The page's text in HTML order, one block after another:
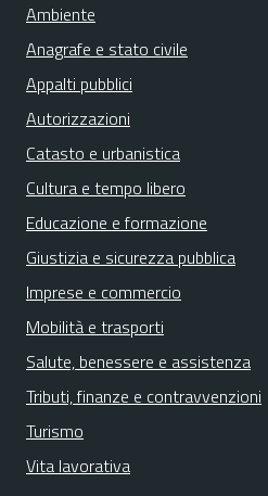
Ambiente
Anagrafe e stato civile
Appalti pubblici
Autorizzazioni
Catasto e urbanistica
Cultura e tempo libero
Educazione e formazione
Giustizia e sicurezza pubblica
Imprese e commercio
Mobilità e trasporti
Salute, benessere e assistenza
Tributi, finanze e contravvenzioni
Turismo
Vita lavorativa